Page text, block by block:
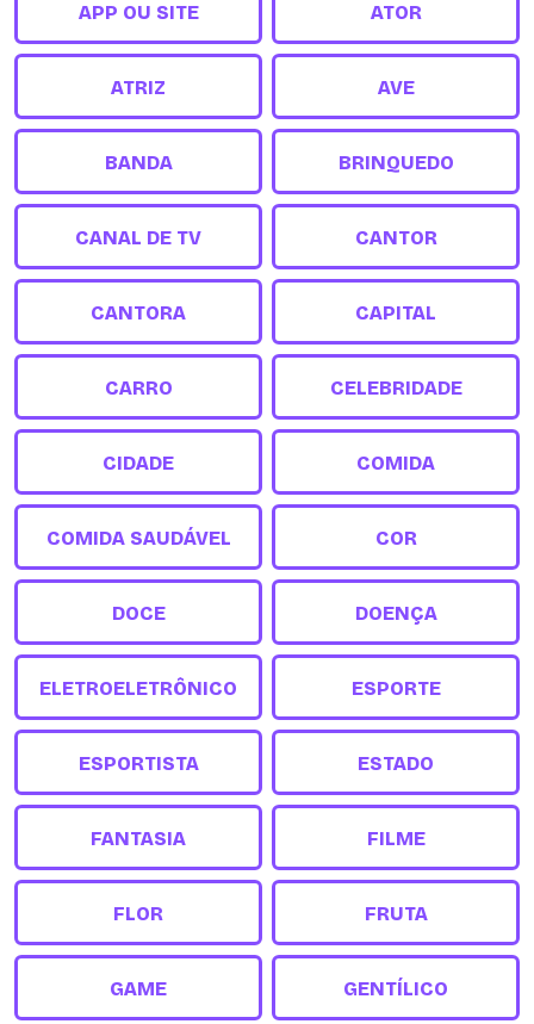
APP OU SITE ATOR
ATRIZ AVE
BANDA BRINQUEDO
CANAL DE TV CANTOR
CANTORA CAPITAL
CARRO CELEBRIDADE
CIDADE COMIDA
COMIDA SAUDÁVEL COR
DOCE DOENÇA
ELETROELETRÔNICO ESPORTE
ESPORTISTA ESTADO
FANTASIA FILME
FLOR FRUTA
GAME GENTÍLICO